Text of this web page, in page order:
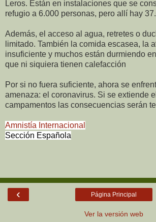
Leros. Están en instalaciones que se
refugio a 6.000 personas, pero allí hay
Además, el acceso al agua, retretes o
limitado. También la comida escasea, la
insuficiente y muchos están durmiendo
que ni siquiera tienen calefacción
Por si no fuera suficiente, ahora se
amenaza: el coronavirus. Si se extiende
campamentos las consecuencias serán
Amnistía Internacional
Sección Española
‹ Página Principal
Ver la versión web